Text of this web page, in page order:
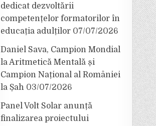
dedicat dezvoltării
competențelor formatorilor în
educația adulților 07/07/2026
Daniel Sava, Campion Mondial
la Aritmetică Mentală și
Campion Național al României
la Șah 03/07/2026
Panel Volt Solar anunță
finalizarea proiectului